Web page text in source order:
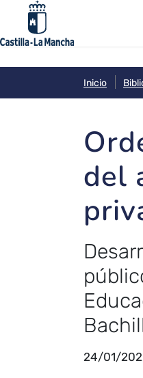
Pasar al contenido principal
Inicio
del
24/01/